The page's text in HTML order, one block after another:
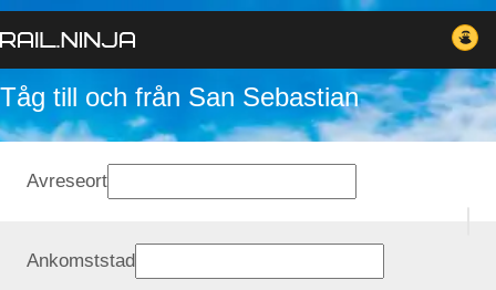
Tåg till och från San Sebastian
Avreseort
Ankomststad